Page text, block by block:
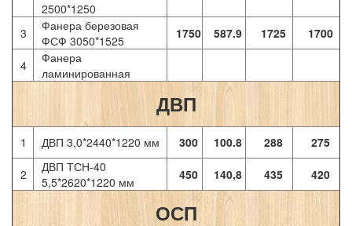
2500*1250
3
Фанера березовая
ФСФ 3050*1525
1750 587.9 1725 1700
4
Фанера
ламинированная
ДВП
1 ДВП 3,0*2440*1220 мм 300 100.8 288 275
2
ДВП ТСН-40
5,5*2620*1220 мм
450 140,8 435 420
ОСП